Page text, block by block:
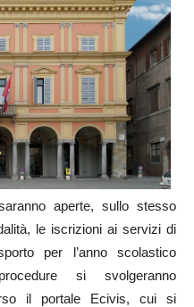
aperte, sullo stesso
le iscrizioni ai servizi di
per l’anno scolastico
si svolgeranno
il portale Ecivis, cui si